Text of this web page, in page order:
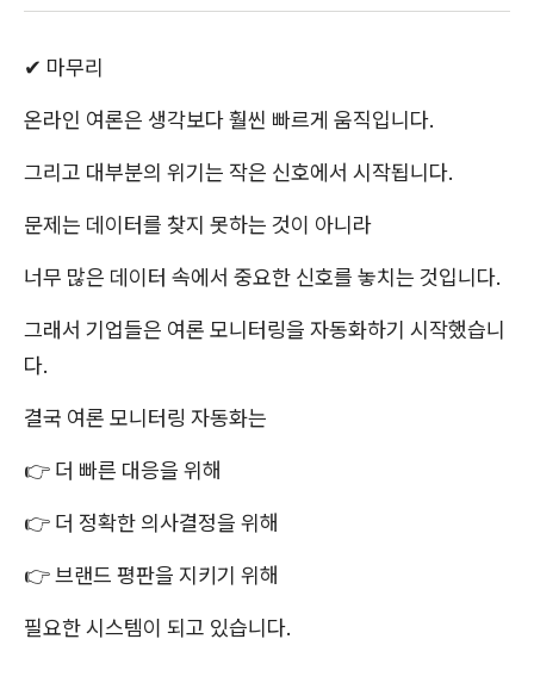
✔ 마무리
온라인 여론은 생각보다 훨씬 빠르게 움직입니다.
그리고 대부분의 위기는 작은 신호에서 시작됩니다.
문제는 데이터를 찾지 못하는 것이 아니라
너무 많은 데이터 속에서 중요한 신호를 놓치는 것입니다.
그래서 기업들은 여론 모니터링을 자동화하기 시작했습니
다.
결국 여론 모니터링 자동화는
👉 더 빠른 대응을 위해
👉 더 정확한 의사결정을 위해
👉 브랜드 평판을 지키기 위해
필요한 시스템이 되고 있습니다.